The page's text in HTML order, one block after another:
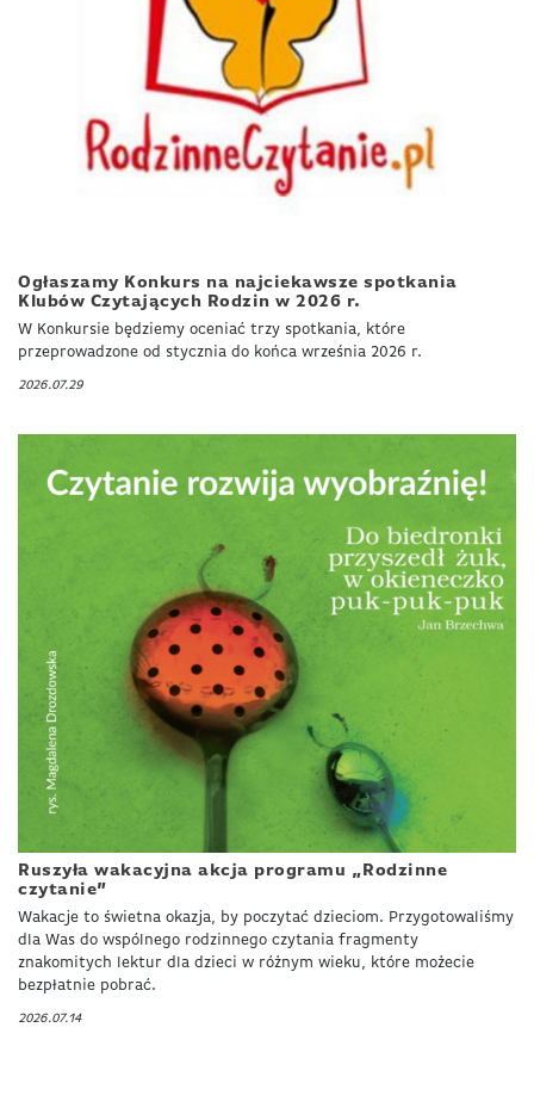
Ogłaszamy Konkurs na najciekawsze spotkania
Klubów Czytających Rodzin w 2026 r.
W Konkursie będziemy oceniać trzy spotkania, które
przeprowadzone od stycznia do końca września 2026 r.
2026.07.29
Ruszyła wakacyjna akcja programu „Rodzinne
czytanie”
Wakacje to świetna okazja, by poczytać dzieciom. Przygotowaliśmy
dla Was do wspólnego rodzinnego czytania fragmenty
znakomitych lektur dla dzieci w różnym wieku, które możecie
bezpłatnie pobrać.
2026.07.14